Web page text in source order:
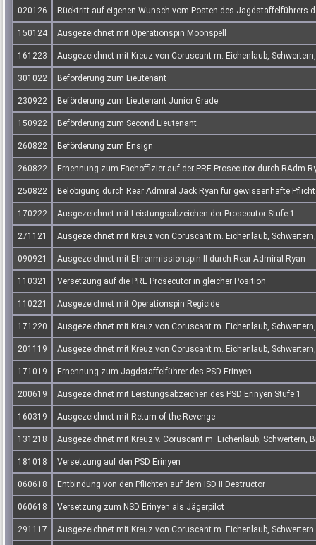
020126 Rücktritt auf eigenen Wunsch vom Posten des Jagdstaffelführers
150124 Ausgezeichnet mit Operationspin Moonspell
161223 Ausgezeichnet mit Kreuz von Coruscant m. Eichenlaub,
301022 Beförderung zum Lieutenant
230922 Beförderung zum Lieutenant Junior Grade
150922 Beförderung zum Second Lieutenant
260822 Beförderung zum Ensign
260822 Ernennung zum Fachoffizier auf der PRE Prosecutor durch RAdm
250822 Belobigung durch Rear Admiral Jack Ryan für gewissenhafte
170222 Ausgezeichnet mit Leistungsabzeichen der Prosecutor Stufe 1
271121 Ausgezeichnet mit Kreuz von Coruscant m. Eichenlaub,
090921 Ausgezeichnet mit Ehrenmissionspin II durch Rear Admiral Ryan
110321 Versetzung auf die PRE Prosecutor in gleicher Position
110221 Ausgezeichnet mit Operationspin Regicide
171220 Ausgezeichnet mit Kreuz von Coruscant m. Eichenlaub,
201119 Ausgezeichnet mit Kreuz von Coruscant m. Eichenlaub,
171019 Ernennung zum Jagdstaffelführer des PSD Erinyen
200619 Ausgezeichnet mit Leistungsabzeichen des PSD Erinyen Stufe 1
160319 Ausgezeichnet mit Return of the Revenge
131218 Ausgezeichnet mit Kreuz v. Coruscant m. Eichenlaub, Schwertern,
181018 Versetzung auf den PSD Erinyen
060618 Entbindung von den Pflichten auf dem ISD II Destructor
060618 Versetzung zum NSD Erinyen als Jägerpilot
291117 Ausgezeichnet mit Kreuz von Coruscant m. Eichenlaub,